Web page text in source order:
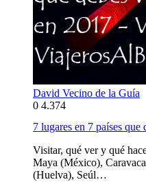
David Vecino de la Guía
0 4.374
7 lugares en 7 países
Visitar, qué ver y qué
Maya (México),
(Huelva), Seúl…